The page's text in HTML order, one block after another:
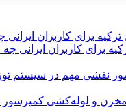
برای کاربران ایرانی چه
مخزن و لوله‌کشی کمپرسور